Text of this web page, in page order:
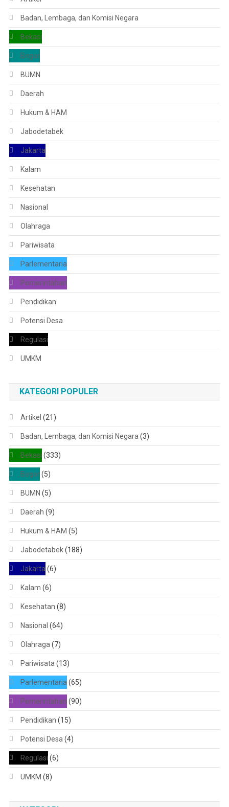
Badan, Lembaga, dan Komisi Negara
Bekasi
Bogor
BUMN
Daerah
Hukum & HAM
Jabodetabek
Jakarta
Kalam
Kesehatan
Nasional
Olahraga
Pariwisata
Parlementaria
Pemerintahan
Pendidikan
Potensi Desa
Regulasi
UMKM
KATEGORI POPULER
Artikel (21)
Badan, Lembaga, dan Komisi Negara (3)
Bekasi (333)
Bogor(5)
BUMN (5)
Daerah (9)
Hukum & HAM (5)
Jabodetabek(188)
Jakarta (6)
Kalam (6)
Kesehatan (8)
Nasional (64)
Olahraga (7)
Pariwisata (13)
Parlementaria (65)
Pemerintahan (90)
Pendidikan (15)
Potensi Desa (4)
Regulasi (6)
UMKM (8)